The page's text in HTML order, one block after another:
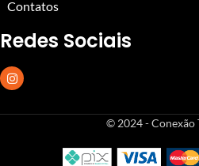
Contatos
Redes Sociais
© 2024 - Conexão